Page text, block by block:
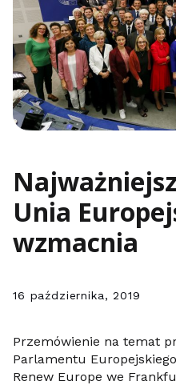
Unia
wzmacnia
16 października, 2019
Przemówienie na temat
Parlamentu
Renew Europe we